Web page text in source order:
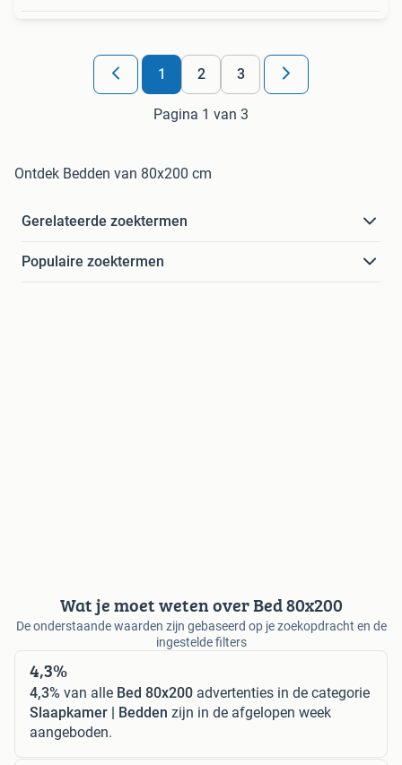
1 2 3
Pagina 1 van 3
Ontdek Bedden van 80x200 cm
Gerelateerde zoektermen
Populaire zoektermen
Wat je moet weten over Bed 80x200
De onderstaande waarden zijn gebaseerd op je zoekopdracht en de
ingestelde filters
4,3%
4,3% van alle Bed 80x200 advertenties in de categorie
Slaapkamer | Bedden zijn in de afgelopen week
aangeboden.